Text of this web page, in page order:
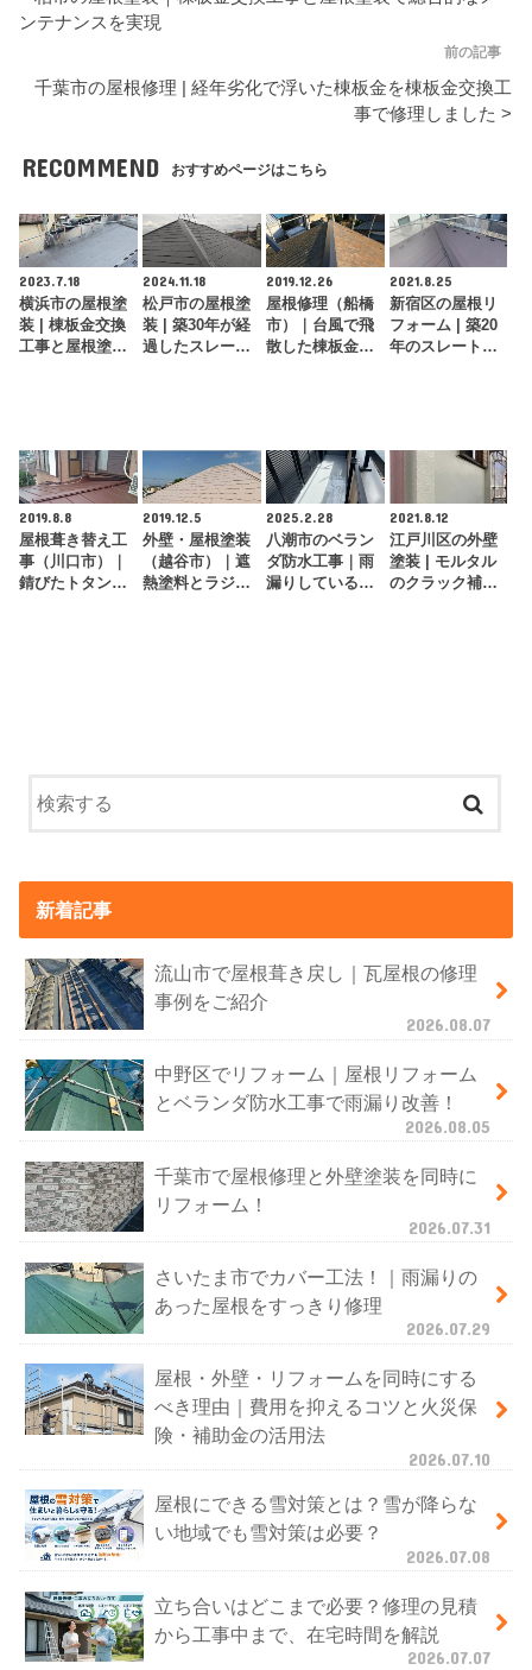
ンテナンスを実現
前の記事
千葉市の屋根修理 | 経年劣化で浮いた棟板金を棟板金交換工
事で修理しました >
RECOMMEND おすすめページはこちら
2023.7.18
横浜市の屋根塗
装 | 棟板金交換
工事と屋根塗装
2024.11.18
松戸市の屋根塗
装 | 築30年が経
過したスレート
2019.12.26
屋根修理（船橋
市）｜台風で飛
散した棟板金を
2021.8.25
新宿区の屋根リ
フォーム | 築20
年のスレート屋
2019.8.8
屋根葺き替え工
事（川口市）｜
錆びたトタン屋
2019.12.5
外壁・屋根塗装
（越谷市）｜遮
熱塗料とラジカ
2025.2.28
八潮市のベラン
ダ防水工事｜雨
漏りしているベ
2021.8.12
江戸川区の外壁
塗装 | モルタル
のクラック補修
新着記事
流山市で屋根葺き戻し｜瓦屋根の修理
事例をご紹介
2026.08.07
中野区でリフォーム｜屋根リフォーム
とベランダ防水工事で雨漏り改善！
2026.08.05
千葉市で屋根修理と外壁塗装を同時に
リフォーム！
2026.07.31
さいたま市でカバー工法！｜雨漏りの
あった屋根をすっきり修理
2026.07.29
屋根・外壁・リフォームを同時にする
べき理由｜費用を抑えるコツと火災保
険・補助金の活用法
2026.07.10
屋根にできる雪対策とは？雪が降らな
い地域でも雪対策は必要？
2026.07.08
立ち合いはどこまで必要？修理の見積
から工事中まで、在宅時間を解説
2026.07.07